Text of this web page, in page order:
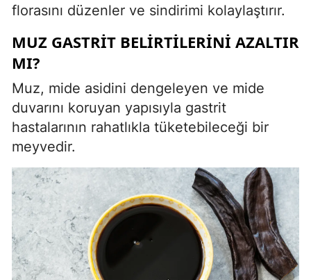
florasını düzenler ve sindirimi kolaylaştırır.
MUZ GASTRIT BELIRTILERINI AZALTIR
MI?
Muz, mide asidini dengeleyen ve mide
duvarını koruyan yapısıyla gastrit
hastalarının rahatlıkla tüketebileceği bir
meyvedir.